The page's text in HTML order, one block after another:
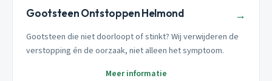
Gootsteen Ontstoppen Helmond →
Gootsteen die niet doorloopt of stinkt? Wij verwijderen de
verstopping én de oorzaak, niet alleen het symptoom.
Meer informatie